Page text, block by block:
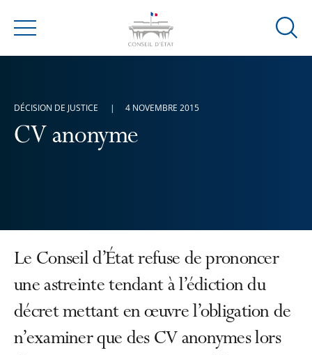
Menu
Ouvrir
CV anonyme
DÉCISION DE JUSTICE 4 NOVEMBRE 2015
Le Conseil d’État refuse de prononcer
une astreinte tendant à l’édiction du
décret mettant en œuvre l’obligation de
n’examiner que des CV anonymes lors